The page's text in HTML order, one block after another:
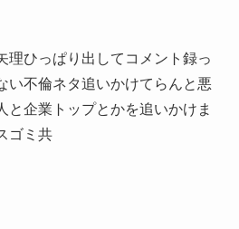
理ひっぱり出してコメント録っ
い不倫ネタ追いかけてらんと悪
と企業トップとかを追いかけま
ゴミ共